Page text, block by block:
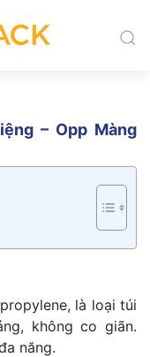
– Opp Màng
là loại túi
không co giãn.
năng.